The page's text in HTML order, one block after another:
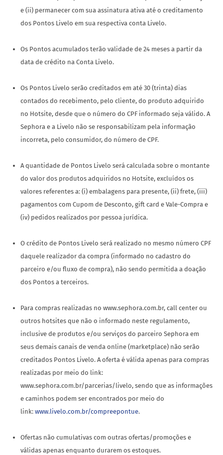
e (ii) permanecer com sua assinatura ativa até o creditamento
dos Pontos Livelo em sua respectiva conta Livelo.
Os Pontos acumulados terão validade de 24 meses a partir da
data de crédito na Conta Livelo.
Os Pontos Livelo serão creditados em até 30 (trinta) dias
contados do recebimento, pelo cliente, do produto adquirido
no Hotsite, desde que o número do CPF informado seja válido. A
Sephora e a Livelo não se responsabilizam pela informação
incorreta, pelo consumidor, do número de CPF.
A quantidade de Pontos Livelo será calculada sobre o montante
do valor dos produtos adquiridos no Hotsite, excluídos os
valores referentes a: (i) embalagens para presente, (ii) frete, (iii)
pagamentos com Cupom de Desconto, gift card e Vale-Compra e
(iv) pedidos realizados por pessoa jurídica.
O crédito de Pontos Livelo será realizado no mesmo número CPF
daquele realizador da compra (informado no cadastro do
parceiro e/ou fluxo de compra), não sendo permitida a doação
dos Pontos a terceiros.
Para compras realizadas no www.sephora.com.br, call center ou
outros hotsites que não o informado neste regulamento,
inclusive de produtos e/ou serviços do parceiro Sephora em
seus demais canais de venda online (marketplace) não serão
creditados Pontos Livelo. A oferta é válida apenas para compras
realizadas por meio do link:
www.sephora.com.br/parcerias/livelo, sendo que as informações
e caminhos podem ser encontrados por meio do
link: www.livelo.com.br/compreepontue.
Ofertas não cumulativas com outras ofertas/promoções e
válidas apenas enquanto durarem os estoques.